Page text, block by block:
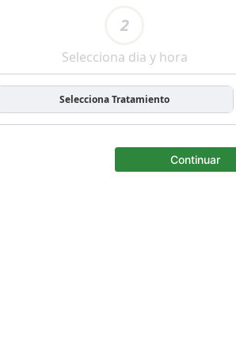
2
Selecciona dia y hora
Selecciona Tratamiento
Continuar